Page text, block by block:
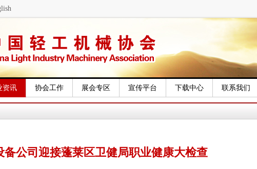
资讯 协会工作 展会专区 宣传平台 下载中心 联系我们
备公司迎接蓬莱区卫健局职业健康大检查